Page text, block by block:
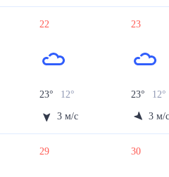
22
23° 12°
3 м/с
23
23° 12°
3 м/
29 30